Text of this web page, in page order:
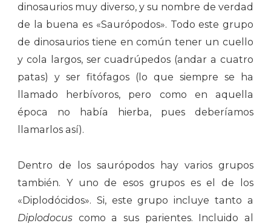
dinosaurios muy diverso, y su nombre de verdad
de la buena es «Saurópodos». Todo este grupo
de dinosaurios tiene en común tener un cuello
y cola largos, ser cuadrúpedos (andar a cuatro
patas) y ser fitófagos (lo que siempre se ha
llamado herbívoros, pero como en aquella
época no había hierba, pues deberíamos
llamarlos así).
Dentro de los saurópodos hay varios grupos
también. Y uno de esos grupos es el de los
«Diplodócidos». Si, este grupo incluye tanto a
Diplodocus como a sus parientes. Incluido al